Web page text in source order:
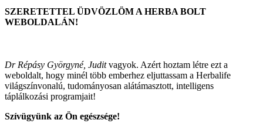
SZERETETTEL ÜDVÖZLÖM A HERBA BOLT
WEBOLDALÁN!
Dr Répásy Györgyné, Juditvagyok. Azért hoztam létre ezt a
weboldalt, hogy minél több emberhez eljuttassam a Herbalife
világszínvonalú, tudományosan alátámasztott, intelligens
táplálkozási programjait!
Szívügyünk az Ön egészsége!